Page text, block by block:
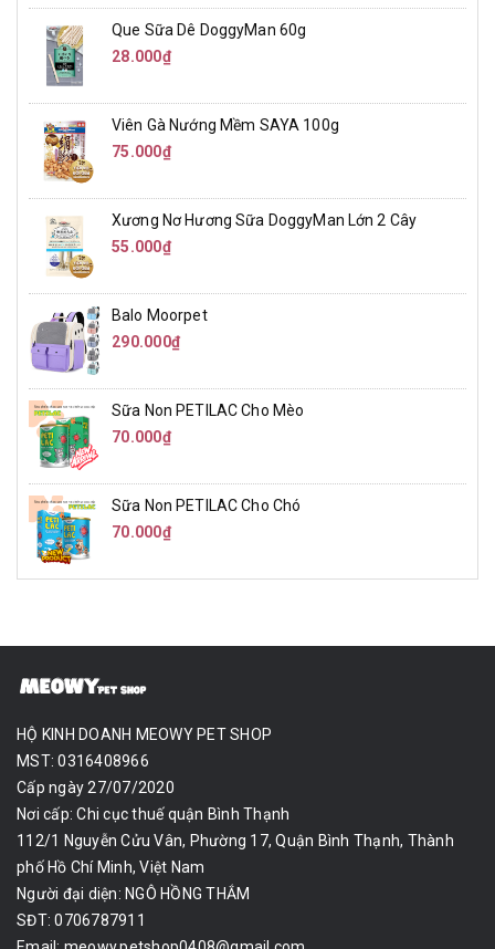
Que Sữa Dê DoggyMan 60g
28.000₫
Viên Gà Nướng Mềm SAYA 100g
75.000₫
Xương Nơ Hương Sữa DoggyMan Lớn 2 Cây
55.000₫
Balo Moorpet
290.000₫
Sữa Non PETILAC Cho Mèo
70.000₫
Sữa Non PETILAC Cho Chó
70.000₫
HỘ KINH DOANH MEOWY PET SHOP
MST: 0316408966
Cấp ngày 27/07/2020
Nơi cấp: Chi cục thuế quận Bình Thạnh
112/1 Nguyễn Cửu Vân, Phường 17, Quận Bình Thạnh, Thành
phố Hồ Chí Minh, Việt Nam
Người đại diện: NGÔ HỒNG THẮM
SĐT: 0706787911